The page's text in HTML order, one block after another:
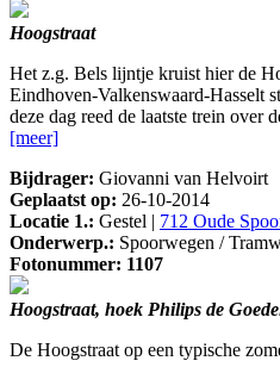
Hoogstraat
Het z.g. Bels lijntje kruist hier de
Eindhoven-Valkenswaard-Hasselt
deze dag reed de laatste trein over
[meer]
Bijdrager: Giovanni van Helvoirt
Geplaatst op: 26-10-2014
Locatie 1.: Gestel | 712 Oude
Onderwerp.: Spoorwegen /
Fotonummer: 1107
Hoogstraat, hoek Philips de
De Hoogstraat op een typische